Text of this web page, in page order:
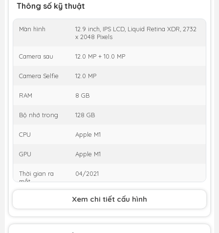
Thông số kỹ thuật
Màn hình
12.9 inch, IPS LCD, Liquid Retina XDR, 2732
x 2048 Pixels
Camera sau 12.0 MP + 10.0 MP
Camera Selfie 12.0 MP
RAM 8 GB
Bộ nhớ trong 128 GB
CPU Apple M1
GPU Apple M1
Thời gian ra
mắt
04/2021
KM
hàng cũ
Xem chi tiết cấu hình